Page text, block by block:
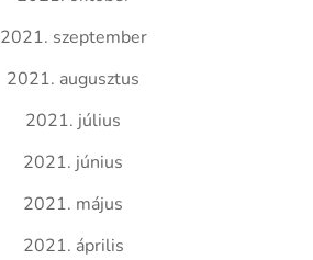
2021. szeptember
2021. augusztus
2021. július
2021. június
2021. május
2021. április